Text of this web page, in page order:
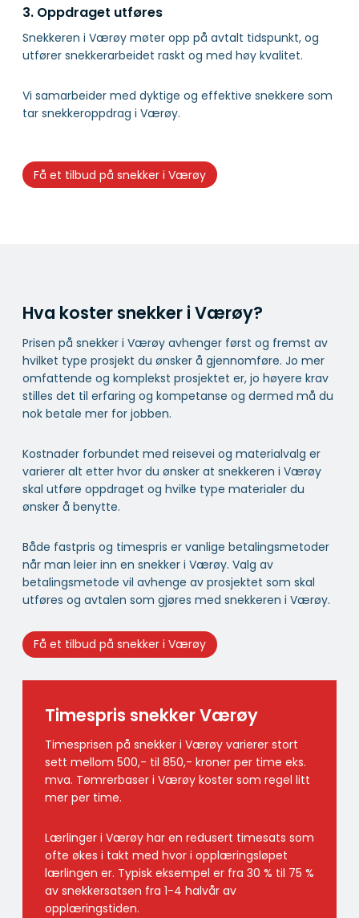
3. Oppdraget utføres
Snekkeren i Værøy møter opp på avtalt tidspunkt, og
utfører snekkerarbeidet raskt og med høy kvalitet.
Vi samarbeider med dyktige og effektive snekkere som
tar snekkeroppdrag i Værøy.
Få et tilbud på snekker i Værøy
Hva koster snekker i Værøy?
Prisen på snekker i Værøy avhenger først og fremst av
hvilket type prosjekt du ønsker å gjennomføre. Jo mer
omfattende og komplekst prosjektet er, jo høyere krav
stilles det til erfaring og kompetanse og dermed må du
nok betale mer for jobben.
Kostnader forbundet med reisevei og materialvalg er
varierer alt etter hvor du ønsker at snekkeren i Værøy
skal utføre oppdraget og hvilke type materialer du
ønsker å benytte.
Både fastpris og timespris er vanlige betalingsmetoder
når man leier inn en snekker i Værøy. Valg av
betalingsmetode vil avhenge av prosjektet som skal
utføres og avtalen som gjøres med snekkeren i Værøy.
Få et tilbud på snekker i Værøy
Timespris snekker Værøy
Timesprisen på snekker i Værøy varierer stort
sett mellom 500,- til 850,- kroner per time eks.
mva. Tømrerbaser i Værøy koster som regel litt
mer per time.
Lærlinger i Værøy har en redusert timesats som
ofte økes i takt med hvor i opplæringsløpet
lærlingen er. Typisk eksempel er fra 30 % til 75 %
av snekkersatsen fra 1-4 halvår av
opplæringstiden.